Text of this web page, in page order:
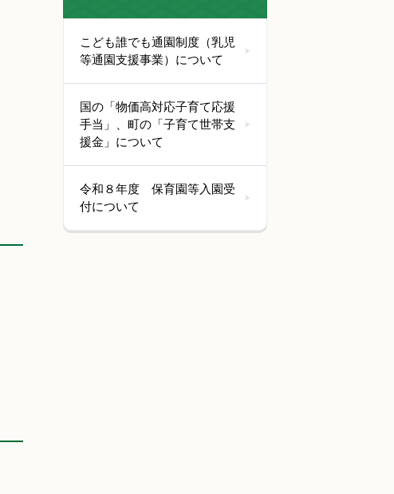
こども誰でも通園制度（乳児
等通園支援事業）について
国の「物価高対応子育て応援
手当」、町の「子育て世帯支
援金」について
令和８年度 保育園等入園受
付について